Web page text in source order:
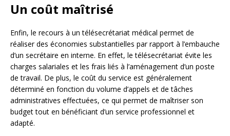
Un coût maîtrisé
Enfin, le recours à un télésecrétariat médical permet de
réaliser des économies substantielles par rapport à l’embauche
d’un secrétaire en interne. En effet, le télésecrétariat évite les
charges salariales et les frais liés à l’aménagement d’un poste
de travail. De plus, le coût du service est généralement
déterminé en fonction du volume d’appels et de tâches
administratives effectuées, ce qui permet de maîtriser son
budget tout en bénéficiant d’un service professionnel et
adapté.